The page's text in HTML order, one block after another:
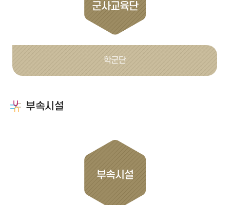
군사교육단
학군단
부속시설
부속시설